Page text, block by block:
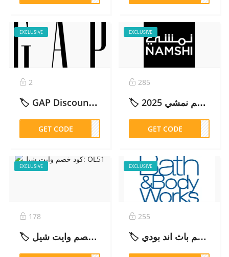
EXCLUSIVE
2
🏷️ GAP Discount Code: 20% OFF Sitewide (Copy & Click) – 2026
GET CODETLOB
EXCLUSIVE
285
🏷️ كود خصم نمشي 2025 – ADM10 | أفضل عروض وصفقات اليوم – 2026
GET CODEDM10
EXCLUSIVE
178
🏷️ كود خصم وايت شيل: OL51 – 2026
EXCLUSIVE
255
🏷️ كود خصم باث اند بودي: D22Y – 2026